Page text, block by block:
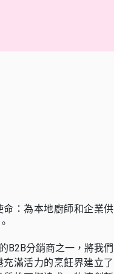
：為本地廚師和企業供
B2B分銷商之一，將我們
滿活力的烹飪界建立了